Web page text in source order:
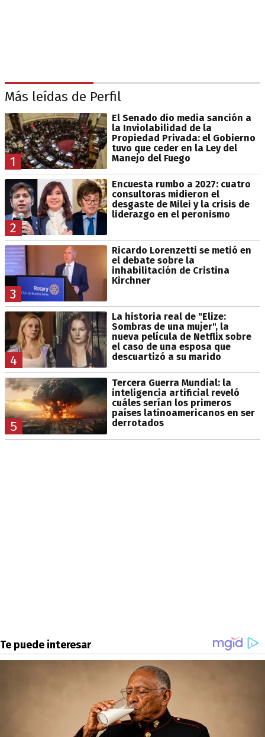
Más leídas de Perfil
1
El Senado dio media sanción a
la Inviolabilidad de la
Propiedad Privada: el Gobierno
tuvo que ceder en la Ley del
Manejo del Fuego
2
Encuesta rumbo a 2027: cuatro
consultoras midieron el
desgaste de Milei y la crisis de
liderazgo en el peronismo
3
Ricardo Lorenzetti se metió en
el debate sobre la
inhabilitación de Cristina
Kirchner
4
La historia real de "Elize:
Sombras de una mujer", la
nueva película de Netflix sobre
el caso de una esposa que
descuartizó a su marido
5
Tercera Guerra Mundial: la
inteligencia artificial reveló
cuáles serían los primeros
países latinoamericanos en ser
derrotados